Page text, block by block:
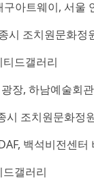
아트웨이, 서울
시 조치원문화정
티드갤러리
장, 하남예술회
시 조치원문화정
백석비전센터
드갤러리